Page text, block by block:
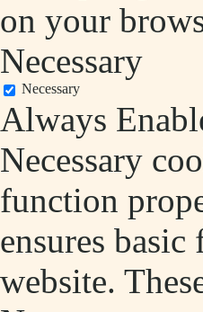
on your
Necessary
Necessary
Always
Necessary
function
ensures
website.